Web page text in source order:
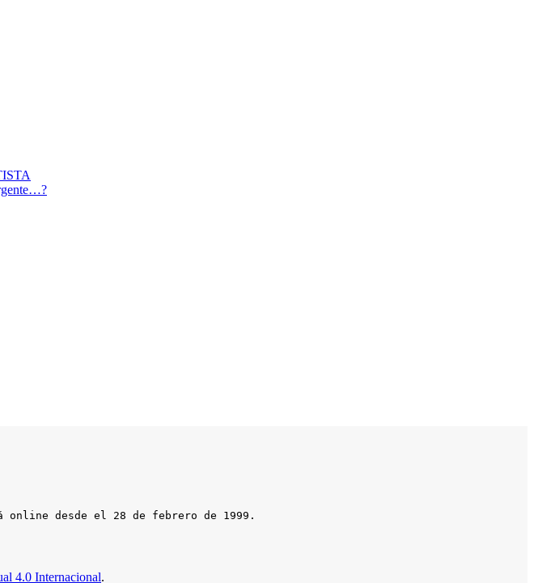
desde el 28 de febrero de 1999.
4.0 Internacional.